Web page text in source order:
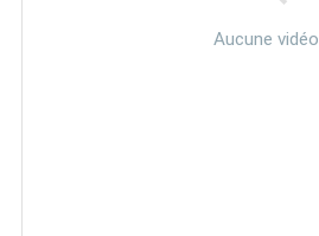
Aucune vidéo